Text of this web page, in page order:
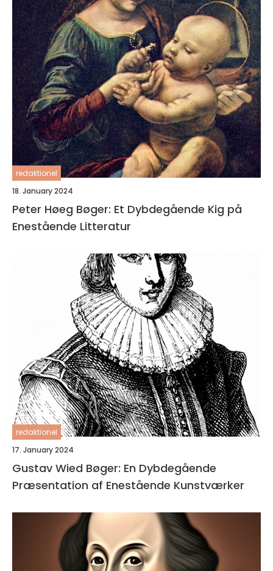
redaktionel
18. January 2024
Peter Høeg Bøger: Et Dybdegående Kig på
Enestående Litteratur
redaktionel
17. January 2024
Gustav Wied Bøger: En Dybdegående
Præsentation af Enestående Kunstværker